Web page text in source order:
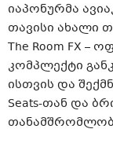
იაპონურმა
თავისი ახალი
The Room FX –
კომპლექტი
ისთვის და
Seats-თან და